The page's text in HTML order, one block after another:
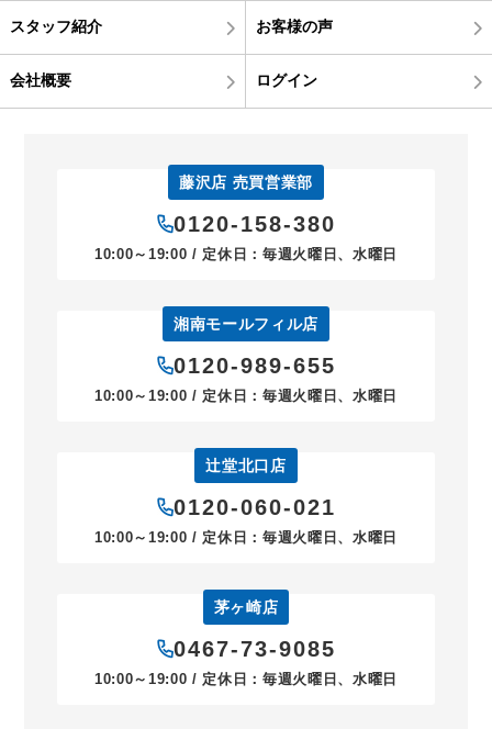
スタッフ紹介 お客様の声
会社概要 ログイン
藤沢店 売買営業部
0120-158-380
10:00～19:00 / 定休日：毎週火曜日、水曜日
湘南モールフィル店
0120-989-655
10:00～19:00 / 定休日：毎週火曜日、水曜日
辻堂北口店
0120-060-021
10:00～19:00 / 定休日：毎週火曜日、水曜日
茅ヶ崎店
0467-73-9085
10:00～19:00 / 定休日：毎週火曜日、水曜日